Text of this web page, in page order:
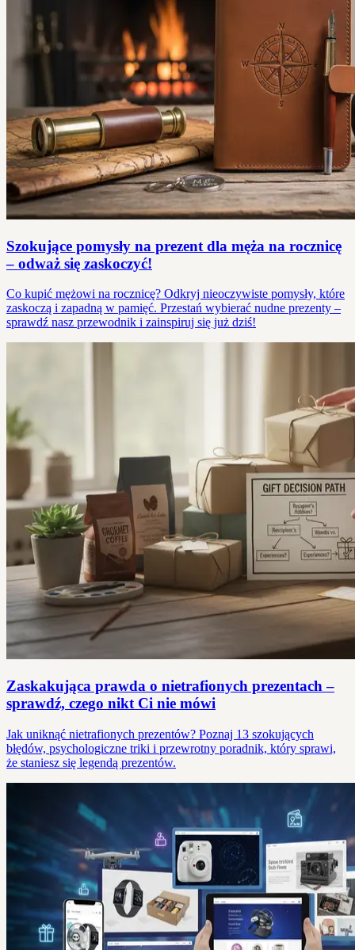
Szokujące pomysły na prezent dla męża na rocznicę
– odważ się zaskoczyć!
Co kupić mężowi na rocznicę? Odkryj nieoczywiste pomysły, które
zaskoczą i zapadną w pamięć. Przestań wybierać nudne prezenty –
sprawdź nasz przewodnik i zainspiruj się już dziś!
Zaskakująca prawda o nietrafionych prezentach –
sprawdź, czego nikt Ci nie mówi
Jak uniknąć nietrafionych prezentów? Poznaj 13 szokujących
błędów, psychologiczne triki i przewrotny poradnik, który sprawi,
że staniesz się legendą prezentów.